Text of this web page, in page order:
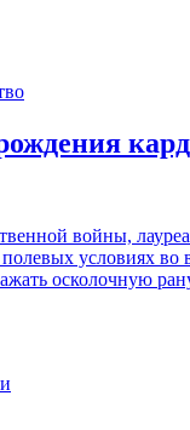
войны,
условиях во
осколочную